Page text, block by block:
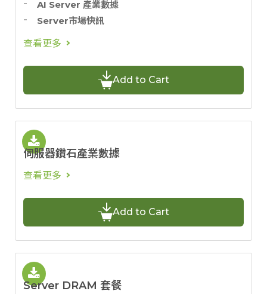
AI Server 產業數據
Server市場快訊
查看更多
Add to Cart
伺服器鑽石產業數據
查看更多
Add to Cart
Server DRAM 套餐